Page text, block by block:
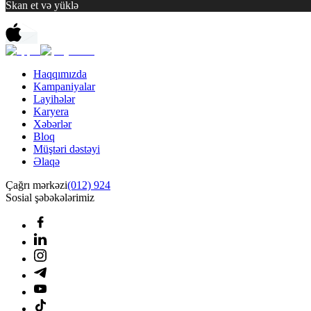
Skan et və yüklə
Haqqımızda
Kampaniyalar
Layihələr
Karyera
Xəbərlər
Bloq
Müştəri dəstəyi
Əlaqə
Çağrı mərkəzi(012) 924
Sosial şəbəkələrimiz